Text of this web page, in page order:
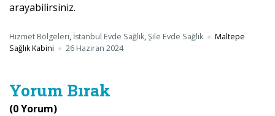
arayabilirsiniz.
Hizmet Bölgeleri, İstanbul Evde Sağlık,Şile Evde Sağlık
Maltepe
Sağlık Kabini
26 Haziran 2024
Yorum Bırak
(0 Yorum)